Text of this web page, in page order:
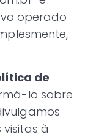
operado
de
lo sobre
à